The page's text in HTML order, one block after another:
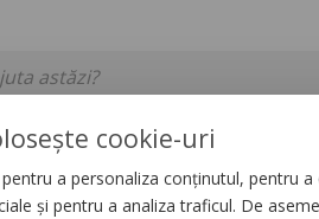
SERVICII DEVINO PARTENER
cookie-uri
a personaliza conținutul, pentru a
și pentru a analiza traficul. De